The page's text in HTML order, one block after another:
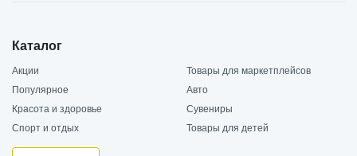
Каталог
Акции
Товары для маркетплейсов
Популярное
Авто
Красота и здоровье
Сувениры
Спорт и отдых
Товары для детей